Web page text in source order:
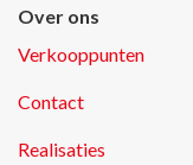
Over ons
Verkooppunten
Contact
Realisaties